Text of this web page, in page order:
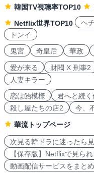
韓国TV視聴率TOP10
Netflix世界TOP10
ヘ
トンイ
鬼宮
奇皇后 華政
愛が来る 財閥 X 刑事2
人妻キラー
恋は飴模様
君へと続
殺し屋たちの店2
今、
華流トップページ
次見る韓ドラに迷ったら
【保存版】Netflixで見ら
動画配信サービスをまと